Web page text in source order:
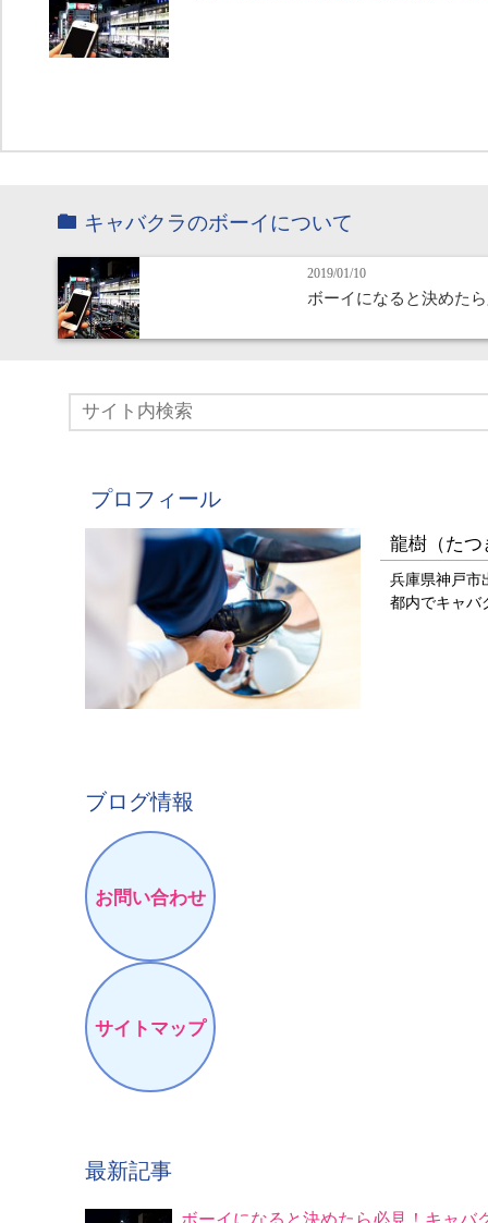
キャバクラのボーイについて
2019/01/10
ボーイになると決めた
プロフィール
龍樹（たつ
兵庫県神戸市
都内でキャバ
ブログ情報
お問い合わせ
サイトマップ
最新記事
ボーイになると決めたら必見！キャバ